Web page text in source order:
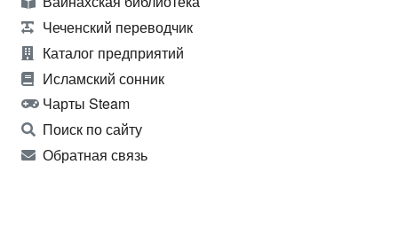
Чеченский переводчик
Каталог предприятий
Исламский сонник
Чарты Steam
Поиск по сайту
Обратная связь